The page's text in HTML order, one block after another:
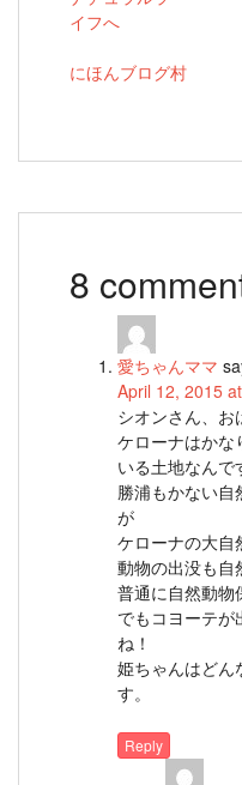
にほんブログ村
8
愛ちゃんママ
April 12, 2015
シオンさん、お
ケローナはかな
いる土地なんで
勝浦もかない自
が
ケローナの大自
動物の出没も自
普通に自然動物
でもコヨーテが
ね！
姫ちゃんはどん
す。
Reply